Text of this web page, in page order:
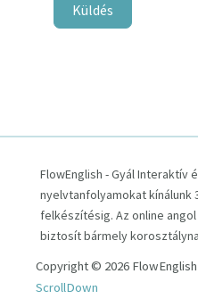
Küldés
FlowEnglish - Gyál Interaktív
nyelvtanfolyamokat kínálunk
felkészítésig. Az online
biztosít bármely
Copyright © 2026
ScrollDown